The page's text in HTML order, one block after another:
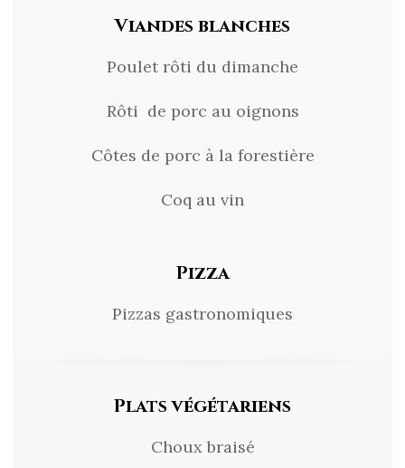
Viandes blanches
Poulet rôti du dimanche
Rôti de porc au oignons
Côtes de porc à la forestière
Coq au vin
Pizza
Pizzas gastronomiques
Plats végétariens
Choux braisé